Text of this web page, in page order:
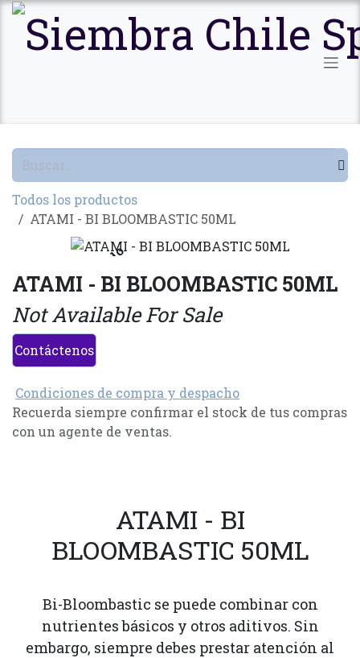
Ir al contenido
Todos los productos
ATAMI - BI BLOOMBASTIC 50ML
Agotado
ATAMI - BI BLOOMBASTIC 50ML
Not Available For Sale
Contáctenos
Condiciones de compra y despacho
Recuerda siempre confirmar el stock de tus compras
con un agente de ventas.
ATAMI - BI
BLOOMBASTIC 50ML
Bi-Bloombastic se puede combinar con
nutrientes básicos y otros aditivos. Sin
embargo, siempre debes prestar atención al